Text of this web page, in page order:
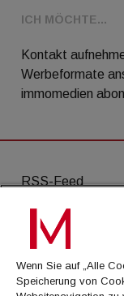
ICH MÖCHTE...
Kontakt
Werbeformate
immomedien
RSS-Feed
AGB
Datenschutz
Kontakt
Wenn Sie auf „Alle
Speicherung von